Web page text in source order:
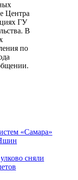
Центра
ГУ
В
по
«Самара»
сняли